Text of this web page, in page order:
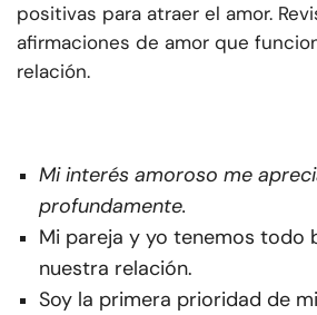
positivas para atraer el amor.
afirmaciones de amor que
relación.
Mi interés amoroso me
profundamente.
Mi pareja y yo tenemos todo
nuestra relación.
Soy la primera prioridad de